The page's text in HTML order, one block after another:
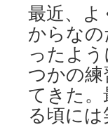
最近、
からな
ったよ
つかの
てきた
る頃には